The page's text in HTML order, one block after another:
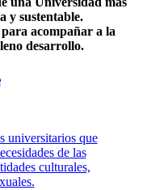
y sustentable.
acompañar a la
desarrollo.
universitarios que
de las
culturales,